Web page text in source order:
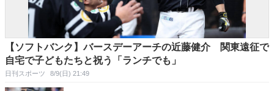
【ソフトバンク】バースデーアーチの近藤健介 関東遠征で
自宅で子どもたちと祝う「ランチでも」
日刊スポーツ 8/9(日) 21:49